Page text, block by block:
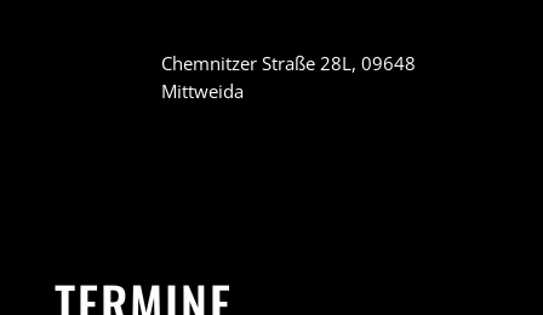
Chemnitzer Straße 28L, 09648
Mittweida